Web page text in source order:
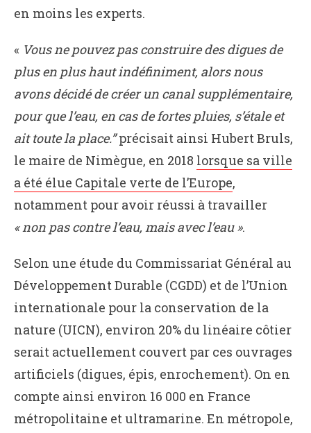
en moins les experts.
« Vous ne pouvez pas construire des digues de
plus en plus haut indéfiniment, alors nous
avons décidé de créer un canal supplémentaire,
pour que l’eau, en cas de fortes pluies, s’étale et
ait toute la place.”précisait ainsi Hubert Bruls,
le maire de Nimègue, en 2018 lorsque sa ville
a été élue Capitale verte de l’Europe,
notamment pour avoir réussi à travailler
« non pas contre l’eau, mais avec l’eau ».
Selon une étude du Commissariat Général au
Développement Durable (CGDD) et de l’Union
internationale pour la conservation de la
nature (UICN), environ 20% du linéaire côtier
serait actuellement couvert par ces ouvrages
artificiels (digues, épis, enrochement). On en
compte ainsi environ 16 000 en France
métropolitaine et ultramarine. En métropole,